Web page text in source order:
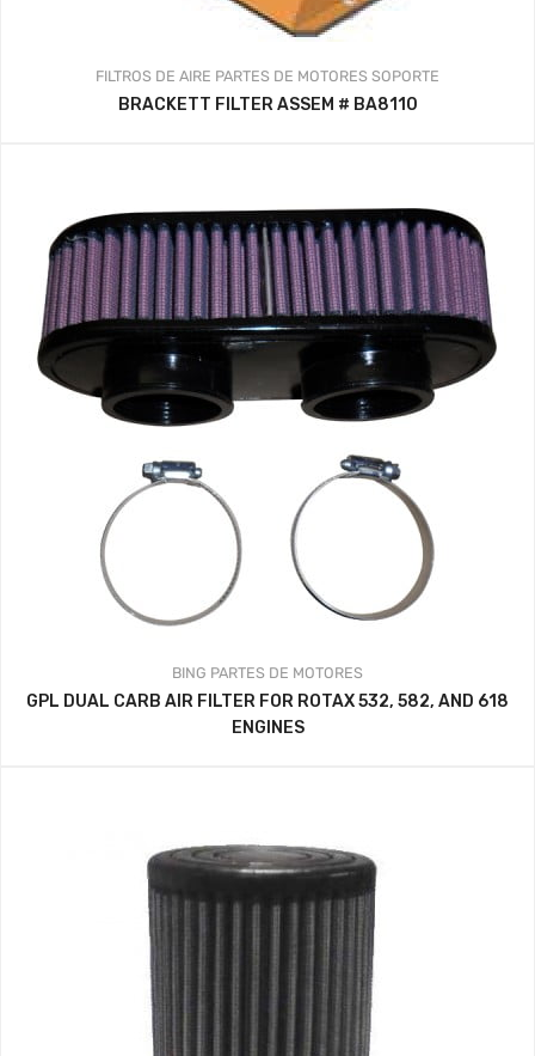
FILTROS DE AIRE PARTES DE MOTORES SOPORTE
BRACKETT FILTER ASSEM # BA8110
BING PARTES DE MOTORES
GPL DUAL CARB AIR FILTER FOR ROTAX 532, 582, AND 618
ENGINES